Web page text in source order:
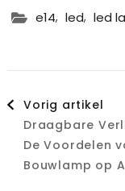
e14, led, led
Vorig artikel
Draagbare
De Voordelen
Bouwlamp op